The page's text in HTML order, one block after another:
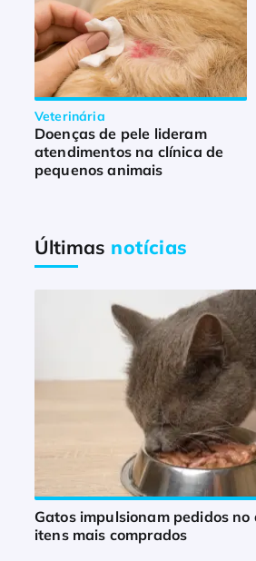
Veterinária
Doenças de pele lideram
atendimentos na clínica de
pequenos animais
Últimas notícias
Gatos impulsionam pedidos no
itens mais comprados